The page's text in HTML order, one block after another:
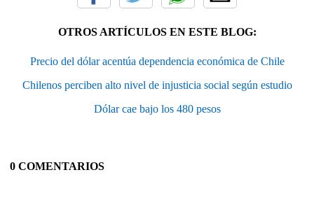
OTROS ARTÍCULOS EN ESTE BLOG:
Precio del dólar acentúa dependencia económica de Chile
Chilenos perciben alto nivel de injusticia social según estudio
Dólar cae bajo los 480 pesos
0 COMENTARIOS